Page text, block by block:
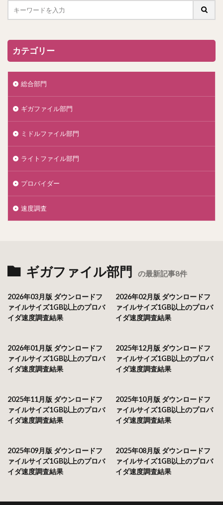
カテゴリー
総合部門
ギガファイル部門
ミドルファイル部門
ライトファイル部門
プロバイダー
速度調査
ギガファイル部門 の最新記事8件
2026年03月版 ダウンロードフ
ァイルサイズ1GB以上のプロバ
イダ速度調査結果
2026年02月版 ダウンロードフ
ァイルサイズ1GB以上のプロバ
イダ速度調査結果
2026年01月版 ダウンロードフ
ァイルサイズ1GB以上のプロバ
イダ速度調査結果
2025年12月版 ダウンロードフ
ァイルサイズ1GB以上のプロバ
イダ速度調査結果
2025年11月版 ダウンロードフ
ァイルサイズ1GB以上のプロバ
イダ速度調査結果
2025年10月版 ダウンロードフ
ァイルサイズ1GB以上のプロバ
イダ速度調査結果
2025年09月版 ダウンロードフ
ァイルサイズ1GB以上のプロバ
イダ速度調査結果
2025年08月版 ダウンロードフ
ァイルサイズ1GB以上のプロバ
イダ速度調査結果